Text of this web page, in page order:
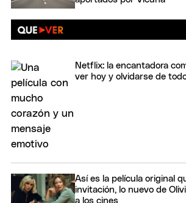
Netflix: la encantadora
ver hoy y olvidarse de
Así es la película original
invitación, lo nuevo de
a los cines